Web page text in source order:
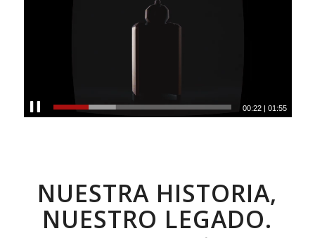
00:25 |01:55
NUESTRA HISTORIA,
NUESTRO LEGADO.